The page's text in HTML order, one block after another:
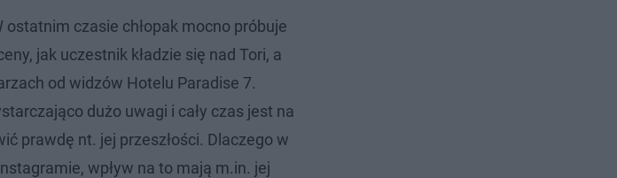
czasie chłopak mocno próbuje
jak uczestnik kładzie się nad Tori, a
od widzów Hotelu Paradise 7.
dużo uwagi i cały czas jest na
prawdę nt. jej przeszłości. Dlaczego w
wpływ na to mają m.in. jej